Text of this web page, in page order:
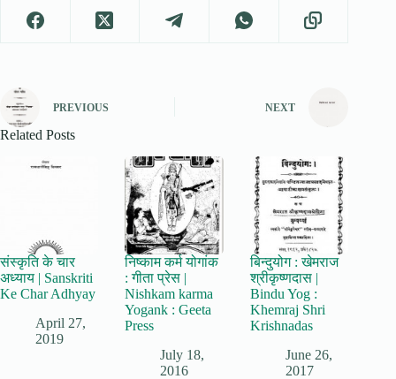
PREVIOUS NEXT
Related Posts
संस्कृति के चार
अध्याय | Sanskriti
Ke Char Adhyay
April 27,
2019
निष्काम कर्म योगांक
: गीता प्रेस |
Nishkam karma
Yogank : Geeta
Press
July 18,
2016
बिन्दुयोग : खेमराज
श्रीकृष्णदास |
Bindu Yog :
Khemraj Shri
Krishnadas
June 26,
2017